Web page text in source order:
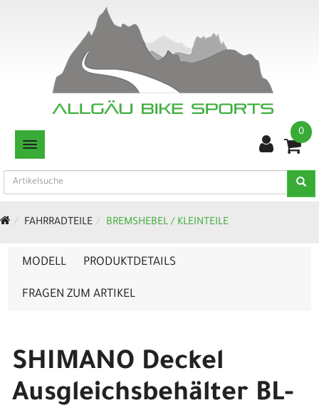
TOGGLE NAVIGATION
0
FAHRRADTEILE BREMSHEBEL / KLEINTEILE
MODELL PRODUKTDETAILS
FRAGEN ZUM ARTIKEL
SHIMANO Deckel
Ausgleichsbehälter BL-